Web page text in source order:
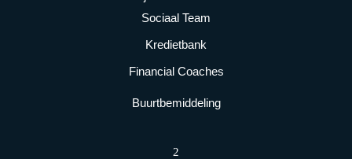
Sociaal Team
Kredietbank
Financial Coaches
Buurtbemiddeling
2